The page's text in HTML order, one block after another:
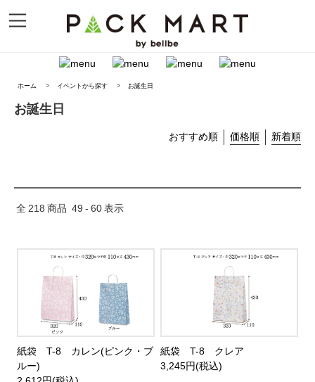
ホーム > イベントから探す > お誕生日
お誕生日
おすすめ順 価格順 新着順
全 218 商品 49 - 60表示
紙袋 T-8 カレン(ピンク・ブ
ルー)
紙袋 T-8 クレア
3,245円(税込)